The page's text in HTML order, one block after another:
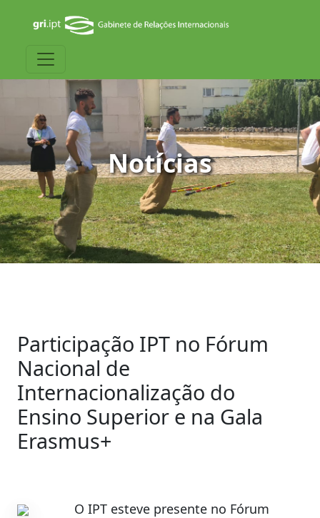
Notícias
Participação IPT no Fórum
Nacional de
Internacionalização do
Ensino Superior e na Gala
Erasmus+
O IPT esteve presente no Fórum